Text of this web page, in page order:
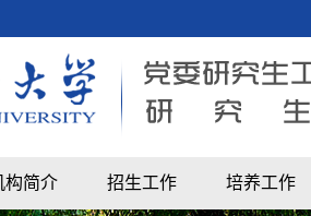
构简介 招生工作 培养工作